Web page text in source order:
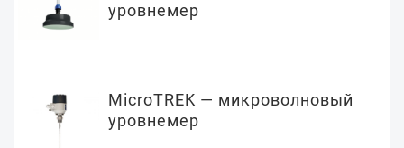
уровнемер
MicroTREK — микроволновый
уровнемер